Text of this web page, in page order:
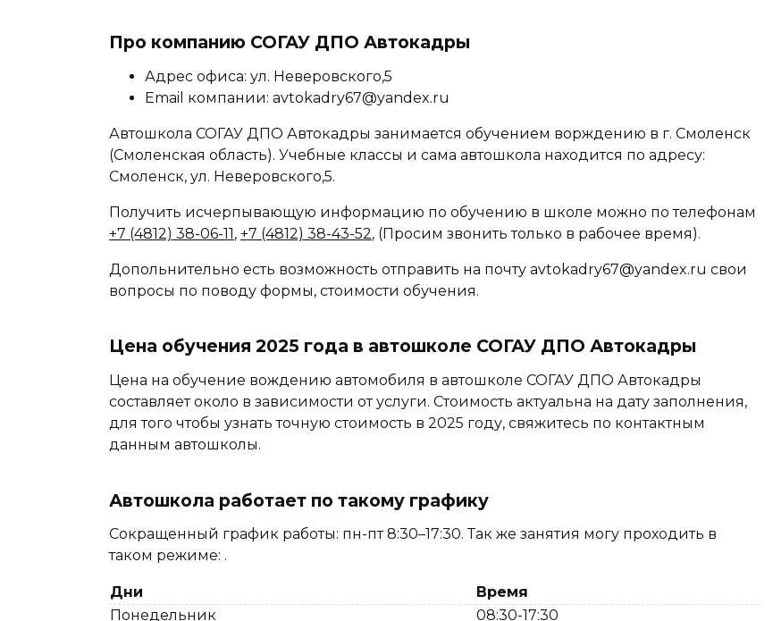
Про компанию СОГАУ ДПО Автокадры
Адрес офиса: ул. Неверовского,5
Email компании: avtokadry67@yandex.ru
Автошкола СОГАУ ДПО Автокадры занимается обучением ворждению в г. Смоленск
(Смоленская область). Учебные классы и сама автошкола находится по адресу:
Смоленск, ул. Неверовского,5.
Получить исчерпывающую информацию по обучению в школе можно по телефонам
+7 (4812) 38-06-11, +7 (4812) 38-43-52, (Просим звонить только в рабочее время).
Допольнительно есть возможность отправить на почту avtokadry67@yandex.ru свои
вопросы по поводу формы, стоимости обучения.
Цена обучения 2025 года в автошколе СОГАУ ДПО Автокадры
Цена на обучение вождению автомобиля в автошколе СОГАУ ДПО Автокадры
составляет около в зависимости от услуги. Стоимость актуальна на дату заполнения,
для того чтобы узнать точную стоимость в 2025 году, свяжитесь по контактным
данным автошколы.
Автошкола работает по такому графику
Сокращенный график работы: пн-пт 8:30–17:30. Так же занятия могу проходить в
таком режиме: .
Дни
Время
Понедельник
08:30-17:30